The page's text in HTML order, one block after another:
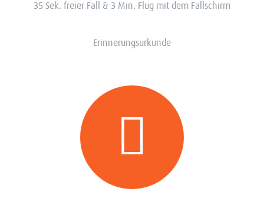
35 Sek. freier Fall & 3 Min. Flug mit dem Fallschirm
Erinnerungsurkunde